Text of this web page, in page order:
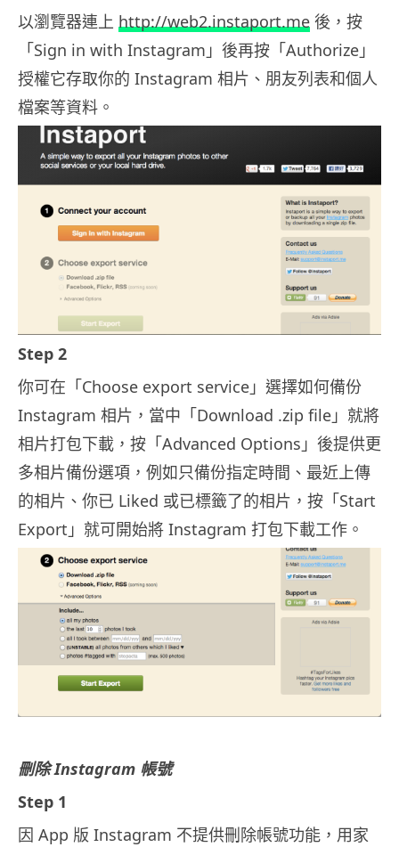
以瀏覽器連上 http://web2.instaport.me 後，按
「Sign in with Instagram」後再按「Authorize」
授權它存取你的 Instagram 相片、朋友列表和個人
檔案等資料。
Step 2
你可在「Choose export service」選擇如何備份
Instagram 相片，當中「Download .zip file」就將
相片打包下載，按「Advanced Options」後提供更
多相片備份選項，例如只備份指定時間、最近上傳
的相片、你已 Liked 或已標籤了的相片，按「Start
Export」就可開始將 Instagram 打包下載工作。
刪除 Instagram 帳號
Step 1
因 App 版 Instagram 不提供刪除帳號功能，用家